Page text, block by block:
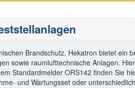
Brandschutz. Hekatron bietet ein
sowie raumlufttechnische Anlagen.
Standardmelder ORS142 finden Sie
und Wartungsset oder